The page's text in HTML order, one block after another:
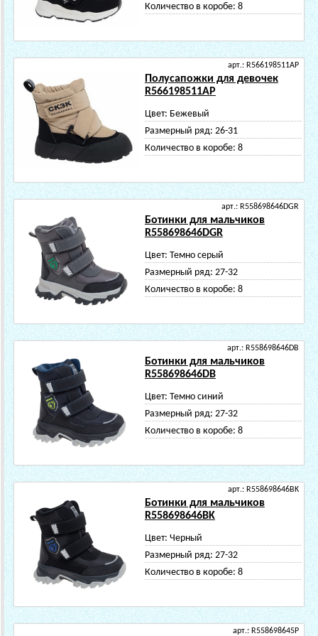
Количество в коробе: 8
арт.: R566198511AP
Полусапожки для девочек
R566198511AP
Цвет: Бежевый
Размерный ряд: 26-31
Количество в коробе: 8
арт.: R558698646DGR
Ботинки для мальчиков
R558698646DGR
Цвет: Темно серый
Размерный ряд: 27-32
Количество в коробе: 8
арт.: R558698646DB
Ботинки для мальчиков
R558698646DB
Цвет: Темно синий
Размерный ряд: 27-32
Количество в коробе: 8
арт.: R558698646BK
Ботинки для мальчиков
R558698646BK
Цвет: Черный
Размерный ряд: 27-32
Количество в коробе: 8
арт.: R558698645P